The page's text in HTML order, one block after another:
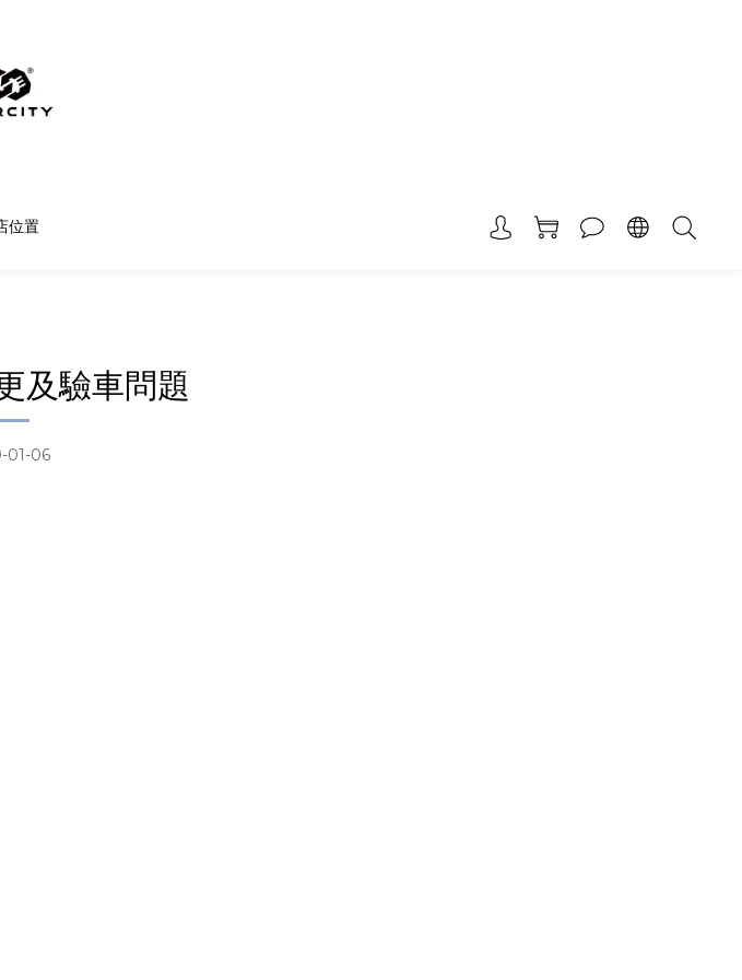
位置
及驗車問題
01-06